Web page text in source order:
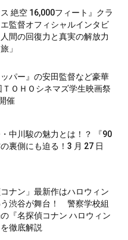
ス 絶空 16,000フィート』クラ
監督オフィシャルインタビ
間の回復力と真実の解放力
」
ッパー』の安田監督など豪華
ＯＨＯシネマズ学生映画祭
催
中川駿の魅力とは！？ 『90
裏側にも迫る！3 月 27 日
ナン」最新作はハロウィン
渋谷が舞台！ 警察学校組
『名探偵コナン ハロウィン
徹底解説